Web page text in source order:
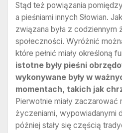
Stąd też powiązania
a pieśniami innych Słowian.
związana była z codziennym
społeczności. Wyróżnić
które pełnić miały określoną
istotne były pieśni
wykonywane były w
momentach, takich jak
Pierwotnie miały
życzeniami, wypowiadanymi
później stały się częścią